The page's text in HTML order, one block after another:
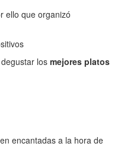
ello que organizó
los mejores platos
encantadas a la hora de